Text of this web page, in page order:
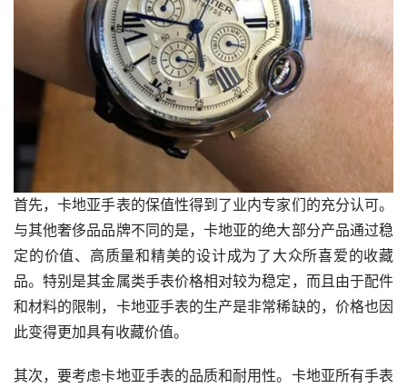
首先，卡地亚手表的保值性得到了业内专家们的充分认可。
与其他奢侈品品牌不同的是，卡地亚的绝大部分产品通过稳
定的价值、高质量和精美的设计成为了大众所喜爱的收藏
品。特别是其金属类手表价格相对较为稳定，而且由于配件
和材料的限制，卡地亚手表的生产是非常稀缺的，价格也因
此变得更加具有收藏价值。
其次，要考虑卡地亚手表的品质和耐用性。卡地亚所有手表